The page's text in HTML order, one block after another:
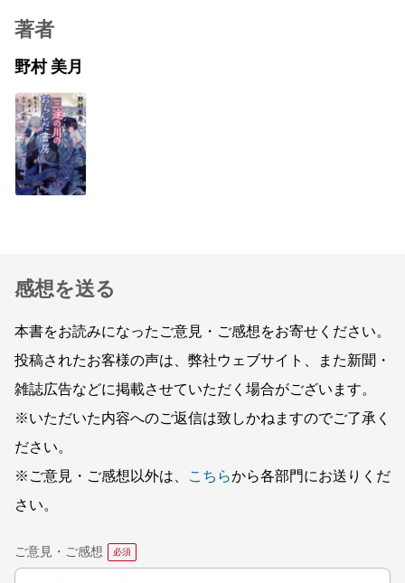
著者
野村 美月
感想を送る
本書をお読みになったご意見・ご感想をお寄せください。
投稿されたお客様の声は、弊社ウェブサイト、また新聞・
雑誌広告などに掲載させていただく場合がございます。
※いただいた内容へのご返信は致しかねますのでご了承く
ださい。
※ご意見・ご感想以外は、
こちらから各部門にお送りくだ
さい。
ご意見・ご感想